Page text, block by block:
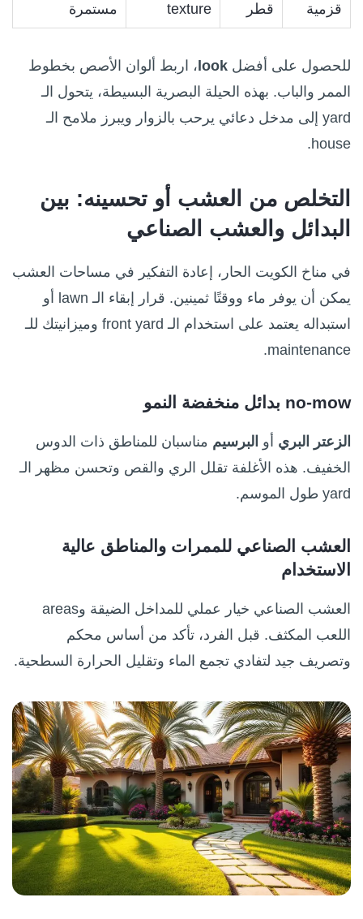
قزمية
قطر
texture
مستمرة
للحصول على أفضل look ، اربط ألوان الأصص بخطوط
الممر والباب. بهذه الحيلة البصرية البسيطة، يتحول الـ
yard إلى مدخل دعائي يرحب بالزوار ويبرز ملامح الـ
house.
التخلص من العشب أو تحسينه: بين
البدائل والعشب الصناعي
في مناخ الكويت الحار، إعادة التفكير في مساحات العشب
يمكن أن يوفر ماء ووقتًا ثمينين. قرار إبقاء الـ lawn أو
استبداله يعتمد على استخدام الـ front yard وميزانيتك للـ
maintenance.
no‑mow بدائل منخفضة النمو
الزعتر البري أو البرسيم مناسبان للمناطق ذات الدوس
الخفيف. هذه الأغلفة تقلل الري والقص وتحسن مظهر الـ
yard طول الموسم.
العشب الصناعي للممرات والمناطق عالية
الاستخدام
العشب الصناعي خيار عملي للمداخل الضيقة وareas
اللعب المكثف. قبل الفرد، تأكد من أساس محكم
وتصريف جيد لتفادي تجمع الماء وتقليل الحرارة السطحية.